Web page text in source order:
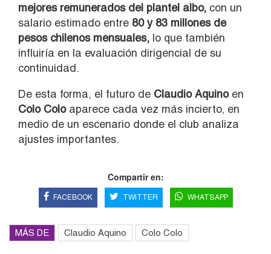
mejores remunerados del plantel albo, con un
salario estimado entre 80 y 83 millones de
pesos chilenos mensuales, lo que también
influiría en la evaluación dirigencial de su
continuidad.
De esta forma, el futuro de Claudio Aquinoen
Colo Coloaparece cada vez más incierto, en
medio de un escenario donde el club analiza
ajustes importantes.
Compartir en:
FACEBOOK TWITTER WHATSAPP
MÁS DE Claudio Aquino Colo Colo